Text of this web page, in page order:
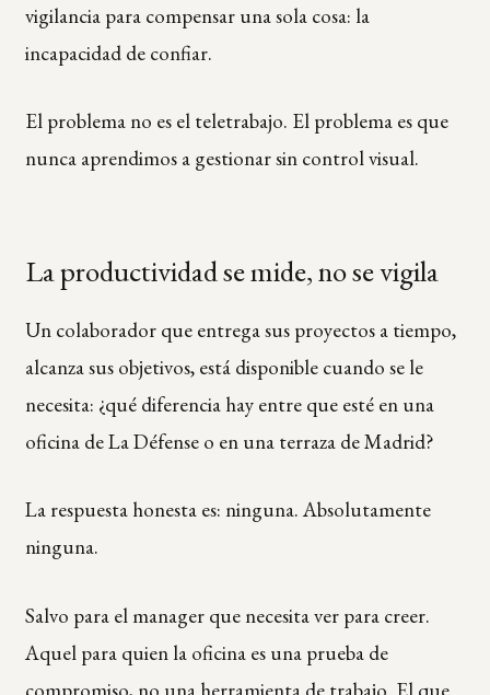
vigilancia para compensar una sola cosa: la
incapacidad de confiar.
El problema no es el teletrabajo. El problema es que
nunca aprendimos a gestionar sin control visual.
La productividad se mide, no se vigila
Un colaborador que entrega sus proyectos a tiempo,
alcanza sus objetivos, está disponible cuando se le
necesita: ¿qué diferencia hay entre que esté en una
oficina de La Défense o en una terraza de Madrid?
La respuesta honesta es: ninguna. Absolutamente
ninguna.
Salvo para el manager que necesita ver para creer.
Aquel para quien la oficina es una prueba de